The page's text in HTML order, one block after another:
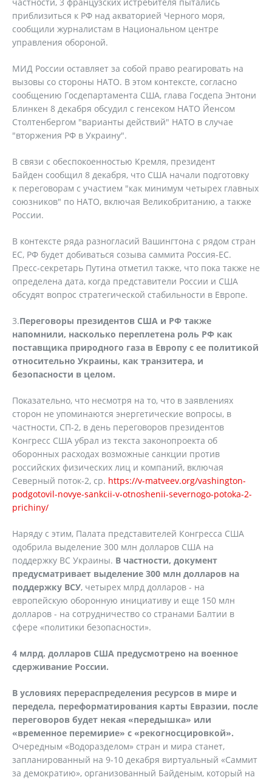
приблизиться к РФ над акваторией Черного моря,
сообщили журналистам в Национальном центре
управления обороной.
МИД России оставляет за собой право реагировать на
вызовы со стороны НАТО. В этом контексте, согласно
сообщению Госдепартамента США, глава Госдепа Энтони
Блинкен 8 декабря обсудил с генсеком НАТО Йенсом
Столтенбергом "варианты действий" НАТО в случае
"вторжения РФ в Украину".
В связи с обеспокоенностью Кремля, президент
Байден сообщил 8 декабря, что США начали подготовку
к переговорам с участием "как минимум четырех главных
союзников" по НАТО, включая Великобританию, а также
России.
В контексте ряда разногласий Вашингтона с рядом стран
ЕС, РФ будет добиваться созыва саммита Россия-ЕС.
Пресс-секретарь Путина отметил также, что пока также не
определена дата, когда представители России и США
обсудят вопрос стратегической стабильности в Европе.
3.Переговоры президентов США и РФ также
напомнили, насколько переплетена роль РФ как
поставщика природного газа в Европу с ее политикой
относительно Украины, как транзитера, и
безопасности в целом.
Показательно, что несмотря на то, что в заявлениях
сторон не упоминаются энергетические вопросы, в
частности, СП-2, в день переговоров президентов
Конгресс США убрал из текста законопроекта об
оборонных расходах возможные санкции против
российских физических лиц и компаний, включая
Северный поток-2, ср. https://v-matveev.org/vashington-
podgotovil-novye-sankcii-v-otnoshenii-severnogo-potoka-2-
prichiny/
Наряду с этим, Палата представителей Конгресса США
одобрила выделение 300 млн долларов США на
поддержку ВС Украины. В частности, документ
предусматривает выделение 300 млн долларов на
поддержку ВСУ, четырех млрд долларов - на
европейскую оборонную инициативу и еще 150 млн
долларов - на сотрудничество со странами Балтии в
сфере «политики безопасности».
4 млрд. долларов США предусмотрено на военное
сдерживание России.
В условиях перераспределения ресурсов в мире и
передела, переформатирования карты Евразии, после
переговоров будет некая «передышка» или
«временное перемирие» с «рекогносцировкой».
Очередным «Водоразделом» стран и мира станет,
запланированный на 9-10 декабря виртуальный «Саммит
за демократию», организованный Байденым, который на